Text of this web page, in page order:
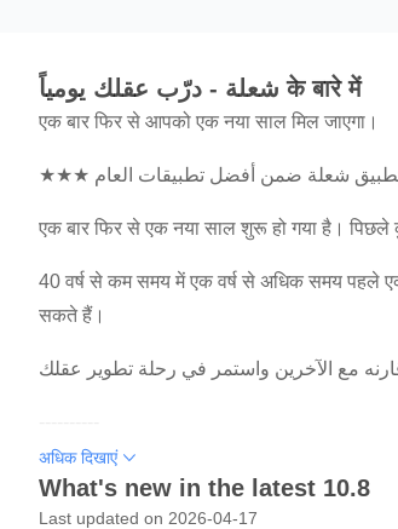
شعلة - درّب عقلك يومياً के बारे में
एक बार फिर से आपको एक नया साल मिल जाएगा।
एक बार फिर से एक नया साल शुरू हो गया है। पिछले
40 वर्ष से कम समय में एक वर्ष से अधिक समय पहले
सकते हैं।
शोलाह एक प्रमुख अरबी ब्रेन ट्रेनर है जो आपकी
खेलों की दैनिक कसरत प्रदान करता है। शोलाह में
अधिक दिखाएं
What's new in the latest 10.8
Last updated on 2026-04-17